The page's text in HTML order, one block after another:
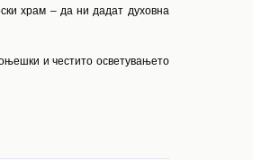
храм – да ни дадат духовна
и честито осветувањето